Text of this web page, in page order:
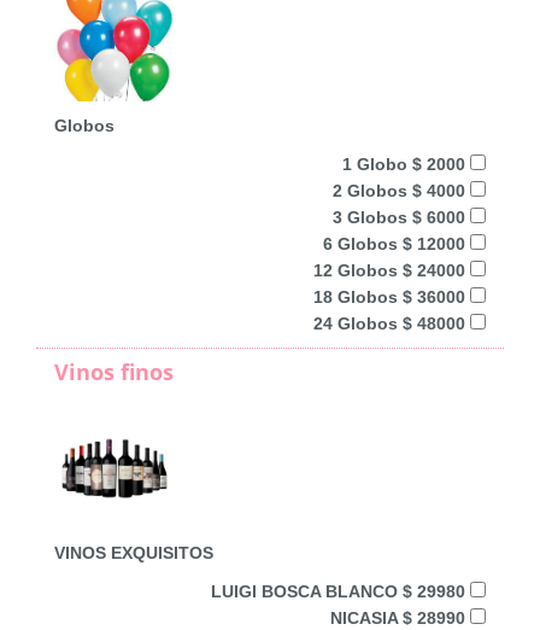
Globos
1 Globo $ 2000
2 Globos $ 4000
3 Globos $ 6000
6 Globos $ 12000
12 Globos $ 24000
18 Globos $ 36000
24 Globos $ 48000
Vinos finos
VINOS EXQUISITOS
LUIGI BOSCA BLANCO $ 29980
NICASIA $ 28990